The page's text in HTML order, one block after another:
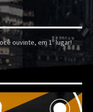
ouvinte, em 1º lugar!